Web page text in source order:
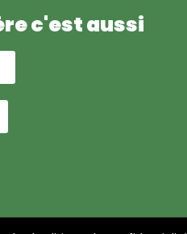
c'est aussi